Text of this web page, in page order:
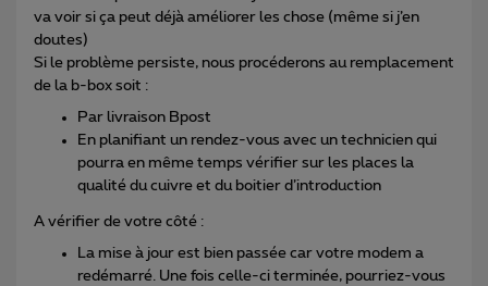
va voir si ça peut déjà améliorer les chose (même si j’en
doutes)
Si le problème persiste, nous procéderons au remplacement
de la b-box soit :
Par livraison Bpost
En planifiant un rendez-vous avec un technicien qui
pourra en même temps vérifier sur les places la
qualité du cuivre et du boitier d’introduction
A vérifier de votre côté :
La mise à jour est bien passée car votre modem a
redémarré. Une fois celle-ci terminée, pourriez-vous